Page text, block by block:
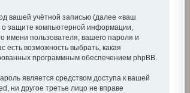
вашей учётной записью (далее «ваш
защите компьютерной информации,
имени пользователя, вашего пароля и
есть возможность выбрать, какая
программным обеспечением phpBB.
является средством доступа к вашей
ни другое третье лицо не вправе